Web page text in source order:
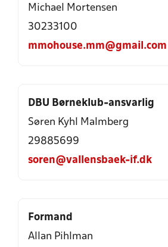
Michael Mortensen
30233100
mmohouse.mm@gmail.com
DBU Børneklub-ansvarlig
Søren Kyhl Malmberg
29885699
soren@vallensbaek-if.dk
Formand
Allan Pihlman